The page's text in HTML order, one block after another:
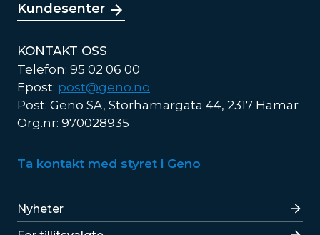
Kundesenter
KONTAKT OSS
Telefon: 95 02 06 00
Epost: post@geno.no
Post: Geno SA, Storhamargata 44, 2317 Hamar
Org.nr: 970028935
Ta kontakt med styret i Geno
Lenker
Nyheter